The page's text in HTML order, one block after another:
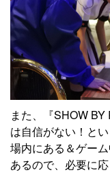
また、『SHOW
は自信がない！と
場内にある＆ゲー
あるので、必要に